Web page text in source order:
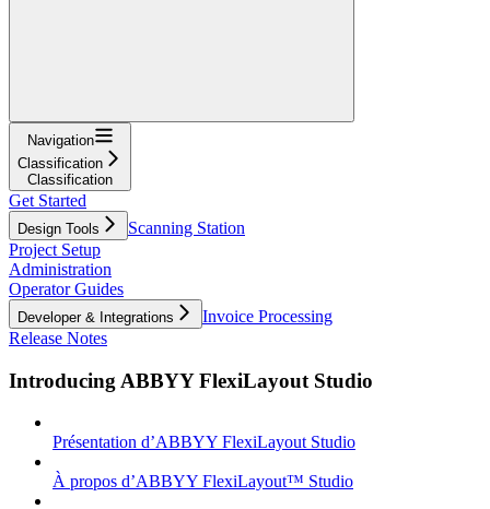
Navigation
Classification
Classification
Get Started
Design Tools
Scanning Station
Project Setup
Administration
Operator Guides
Developer & Integrations
Invoice Processing
Release Notes
Introducing ABBYY FlexiLayout Studio
Présentation d’ABBYY FlexiLayout Studio
À propos d’ABBYY FlexiLayout™ Studio